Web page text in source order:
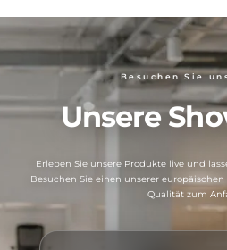
Besuchen Sie
Unsere
Erleben Sie unsere Produkte live und
Besuchen Sie einen unserer
Qualität zum